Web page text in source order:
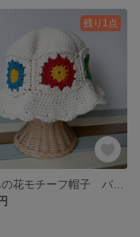
残り1点